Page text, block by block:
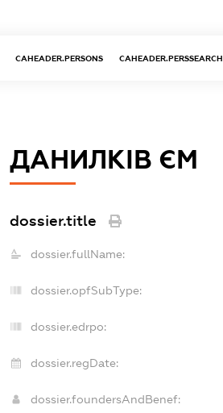
CAHEADER.PERSONS CAHEADER.PERSSEARCH
ДАНИЛКІВ ЄМ
dossier.title
dossier.fullName:
dossier.opfSubType:
dossier.edrpo:
dossier.regDate:
dossier.foundersAndBenef: